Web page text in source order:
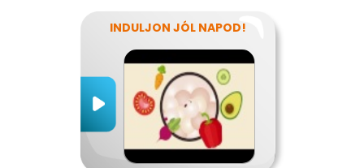
INDULJON JÓL NAPOD!